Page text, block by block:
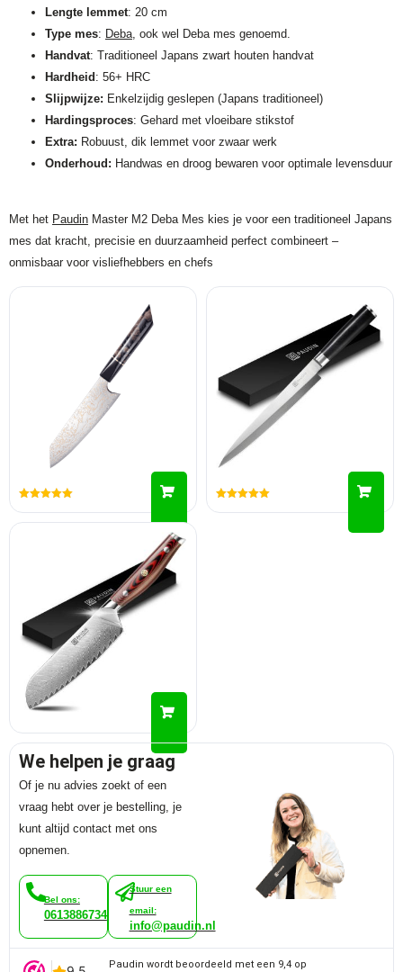
Lengte lemmet: 20 cm
Type mes: Deba , ook wel Deba mes genoemd.
Handvat: Traditioneel Japans zwart houten handvat
Hardheid: 56+ HRC
Slijpwijze: Enkelzijdig geslepen (Japans traditioneel)
Hardingsproces: Gehard met vloeibare stikstof
Extra: Robuust, dik lemmet voor zwaar werk
Onderhoud: Handwas en droog bewaren voor optimale levensduur
Met het Paudin Master M2 Deba Mes kies je voor een traditioneel Japans
mes dat kracht, precisie en duurzaamheid perfect combineert –
onmisbaar voor visliefhebbers en chefs
We helpen je graag
Of je nu advies zoekt of een
vraag hebt over je bestelling, je
kunt altijd contact met ons
opnemen.
Bel ons:
0613886734
Stuur een
email:
info@paudin.nl
Paudin wordt beoordeeld met een 9,4 op